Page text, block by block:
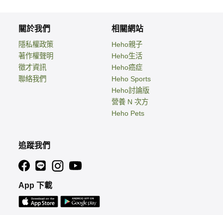
關於我們
隱私權政策
著作權聲明
徵才資訊
聯絡我們
相關網站
Heho親子
Heho生活
Heho癌症
Heho Sports
Heho討論版
營養 N 次方
Heho Pets
追蹤我們
App 下載